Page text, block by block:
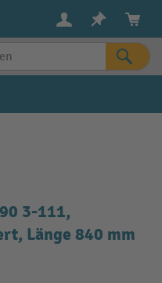
3-111,
Länge 840 mm